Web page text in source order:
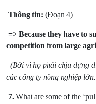
Thông tin: (Đoạn 4)
=> Because they have to
competition from large
(Bởi vì họ phải chịu đựng
các công ty nông nghiệp
7. What are some of the